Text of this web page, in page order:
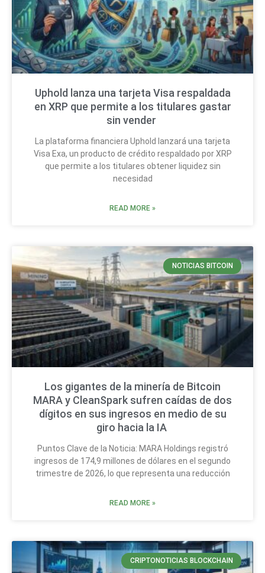
Uphold lanza una tarjeta Visa respaldada
en XRP que permite a los titulares gastar
sin vender
La plataforma financiera Uphold lanzará una tarjeta
Visa Exa, un producto de crédito respaldado por XRP
que permite a los titulares obtener liquidez sin
necesidad
READ MORE »
NOTICIAS BITCOIN
Los gigantes de la minería de Bitcoin
MARA y CleanSpark sufren caídas de dos
dígitos en sus ingresos en medio de su
giro hacia la IA
Puntos Clave de la Noticia: MARA Holdings registró
ingresos de 174,9 millones de dólares en el segundo
trimestre de 2026, lo que representa una reducción
READ MORE »
CRIPTONOTICIAS BLOCKCHAIN